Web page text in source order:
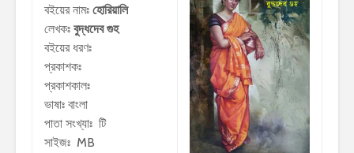
বইয়ের নামঃ হোরিয়ালি
লেখকঃ বুদ্ধদেব গুহ
বইয়ের ধরণঃ
প্রকাশকঃ
প্রকাশকালঃ
ভাষাঃ বাংলা
পাতা সংখ্যাঃ টি
সাইজঃ MB